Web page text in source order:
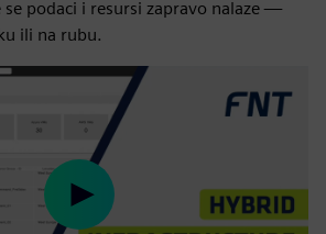
se podaci i resursi zapravo nalaze —
ili na rubu.
Play